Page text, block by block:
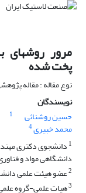
مرور روشهای
پخت شده
نوع مقاله : مقاله
نویسندگان
حسین روشنائی
1
محمد خبیری4
1 دانشجوی دکتری
دانشگاهی مواد و
2عضو هیئت علمی
3هیات علمی-گروه